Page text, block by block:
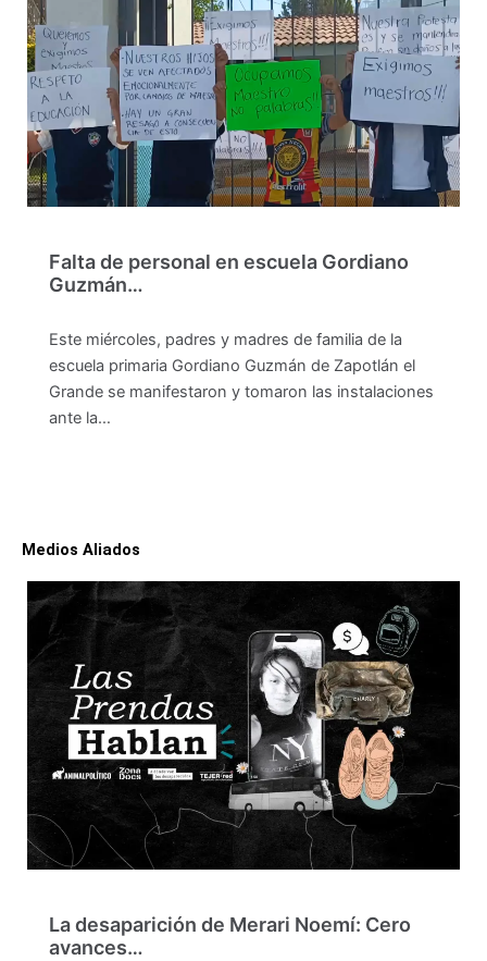
Falta de personal en escuela Gordiano
Guzmán…
Este miércoles, padres y madres de familia de la
escuela primaria Gordiano Guzmán de Zapotlán el
Grande se manifestaron y tomaron las instalaciones
ante la…
Medios Aliados
La desaparición de Merari Noemí: Cero
avances…